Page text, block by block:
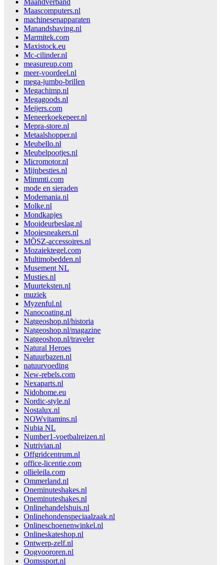
Maandverband
Maascomputers.nl
machinesenapparaten
Manandshaving.nl
Marmitek.com
Maxistock.eu
Mc-cilinder.nl
measureup.com
meer-voordeel.nl
mega-jumbo-brillen
Megachimp.nl
Megagoods.nl
Meijers.com
Meneerkoekepeer.nl
Mepra-store.nl
Metaalshopper.nl
Meubello.nl
Meubelpootjes.nl
Micromotor.nl
Mijnbesties.nl
Mimmti.com
mode en sieraden
Modemania.nl
Molke.nl
Mondkapjes
Mooideurbeslag.nl
Mooiesneakers.nl
MŌSZ-accessoires.nl
Mozaiektegel.com
Multimobedden.nl
Musement NL
Musties.nl
Muurteksten.nl
muziek
Myzenful.nl
Nanocoating.nl
Natgeoshop.nl/historia
Natgeoshop.nl/magazine
Natgeoshop.nl/traveler
Natural Heroes
Natuurbazen.nl
natuurvoeding
New-rebels.com
Nexaparts.nl
Nidohome.eu
Nordic-style.nl
Nostalux.nl
NOWvitamins.nl
Nubia NL
Number1-voetbalreizen.nl
Nutrivian.nl
Offgridcentrum.nl
office-licentie.com
ollieleila.com
Ommerland.nl
Oneminuteshakes.nl
Oneminuteshakes.nl
Onlinehandelshuis.nl
Onlinehondenspeciaalzaak.nl
Onlineschoenenwinkel.nl
Onlineskateshop.nl
Ontwerp-zelf.nl
Oogvoororen.nl
Oomssport.nl